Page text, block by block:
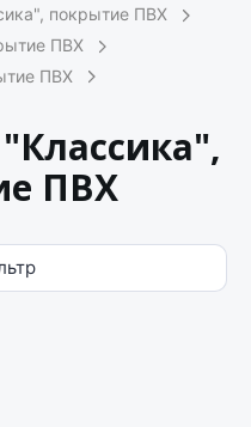
покрытие ПВХ
ПВХ
ПВХ
ПВХ